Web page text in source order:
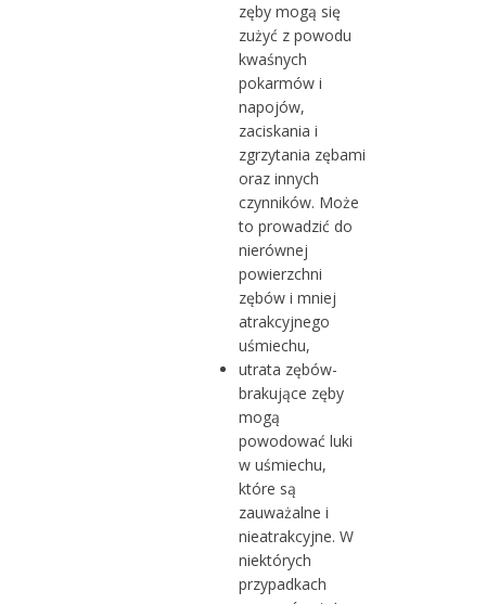
zęby mogą się
zużyć z powodu
kwaśnych
pokarmów i
napojów,
zaciskania i
zgrzytania zębami
oraz innych
czynników. Może
to prowadzić do
nierównej
powierzchni
zębów i mniej
atrakcyjnego
uśmiechu,
utrata zębów-
brakujące zęby
mogą
powodować luki
w uśmiechu,
które są
zauważalne i
nieatrakcyjne. W
niektórych
przypadkach